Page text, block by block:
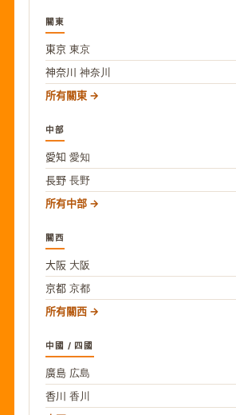
關東
東京 東京
神奈川 神奈川
所有關東
中部
愛知 愛知
長野 長野
所有中部
關西
大阪 大阪
京都 京都
所有關西
中國 / 四國
廣島 広島
香川 香川